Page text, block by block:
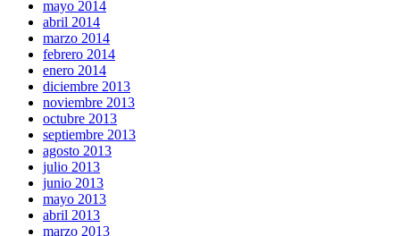
mayo 2014
abril 2014
marzo 2014
febrero 2014
enero 2014
diciembre 2013
noviembre 2013
octubre 2013
septiembre 2013
agosto 2013
julio 2013
junio 2013
mayo 2013
abril 2013
marzo 2013